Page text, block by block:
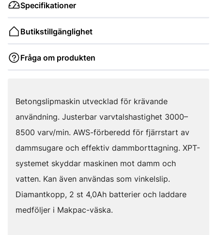
Specifikationer
Butikstillgänglighet
Fråga om produkten
Betongslipmaskin utvecklad för krävande
användning. Justerbar varvtalshastighet 3000–
8500 varv/min. AWS-förberedd för fjärrstart av
dammsugare och effektiv dammborttagning. XPT-
systemet skyddar maskinen mot damm och
vatten. Kan även användas som vinkelslip.
Diamantkopp, 2 st 4,0Ah batterier och laddare
medföljer i Makpac-väska.